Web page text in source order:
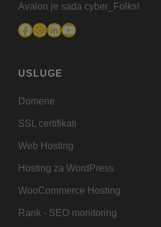
Avalon je sada cyber_Folks!
Facebook
Instagram
LinkedIn
YouTube
USLUGE
Domene
SSL certifikati
Web Hosting
Hosting za WordPress
WooCommerce Hosting
Rank - SEO monitoring